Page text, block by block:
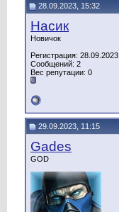
28.09.2023, 15:32
Насик
Новичок
Регистрация: 28.09.2023
Сообщений: 2
Вес репутации: 0
29.09.2023, 11:15
Gades
GOD